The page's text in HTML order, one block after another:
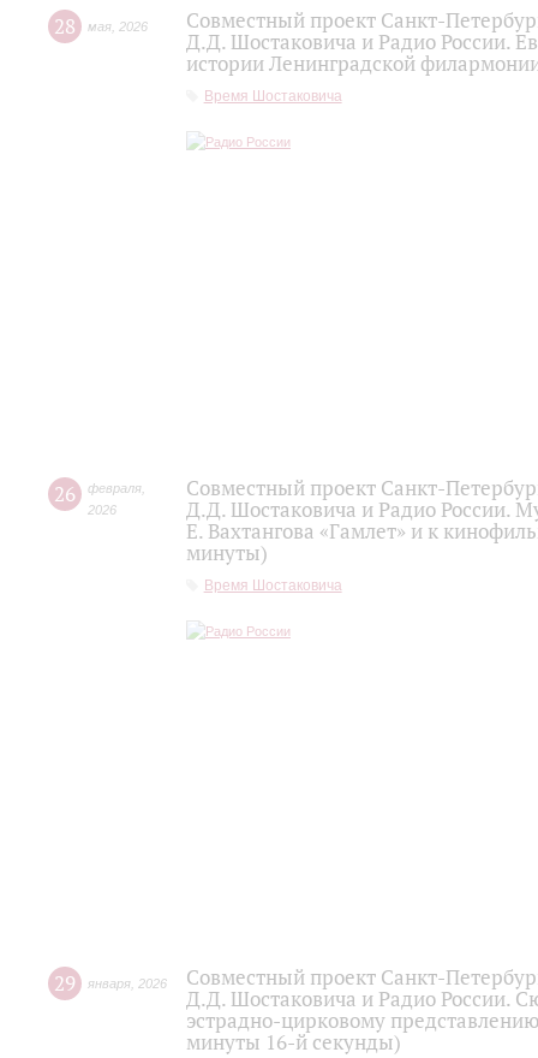
28 мая 2026
Совместный проект Санкт-
Д.Д. Шостаковича и Радио России.
истории Ленинградской
Время Шостаковича
26 февраля
2026
Совместный проект Санкт-
Д.Д. Шостаковича и Радио России.
Е. Вахтангова «Гамлет» и к
минуты)
Время Шостаковича
29 января 2026
Совместный проект Санкт-
Д.Д. Шостаковича и Радио России.
эстрадно-цирковому
минуты 16-й секунды)